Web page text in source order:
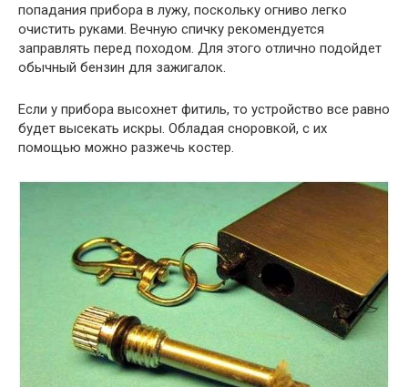
попадания прибора в лужу, поскольку огниво легко
очистить руками. Вечную спичку рекомендуется
заправлять перед походом. Для этого отлично подойдет
обычный бензин для зажигалок.
Если у прибора высохнет фитиль, то устройство все равно
будет высекать искры. Обладая сноровкой, с их
помощью можно разжечь костер.